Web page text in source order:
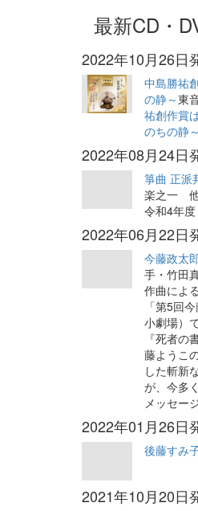
最新CD・
2022年10月26日
中島勝祐
の静～東
祐創作賞
のちの静
2022年08月24日
箏曲 正派
楽之一
令和4年
2022年06月22日
今藤政太
手・竹田
作曲によ
「第5回
小劇場）
『死者の
藤ようこ
した斬新
が、今多
メッセージ
2022年01月26日
後藤すみ
2021年10月20日